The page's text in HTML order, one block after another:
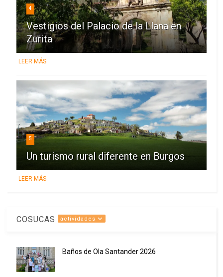
4
Vestigios del Palacio de la Llana en
Zurita
LEER MÁS
5
Un turismo rural diferente en Burgos
LEER MÁS
COSUCAS actividades
Baños de Ola Santander 2026